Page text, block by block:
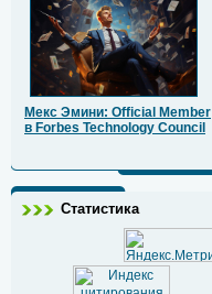
Мекс Эмини: Official Member
в Forbes Technology Council
Статистика